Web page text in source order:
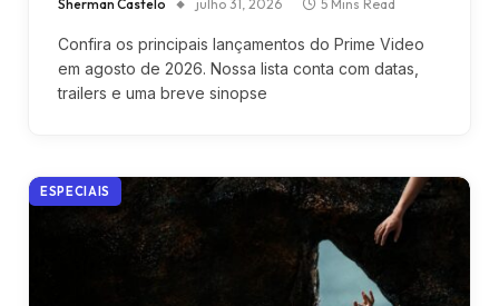
Sherman Castelo julho 31, 2026 5 Mins Read
Confira os principais lançamentos do Prime Video
em agosto de 2026. Nossa lista conta com datas,
trailers e uma breve sinopse
ESPECIAIS